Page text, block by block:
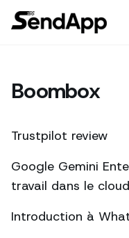
Boombox
Trustpilot review
Google Gemini
travail dans le cloud
Introduction à